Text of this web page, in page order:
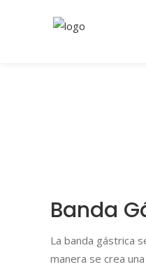
Banda
La banda gástrica
manera se crea